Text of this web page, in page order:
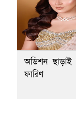
অডিশন ছাড়াই
ফারিণ